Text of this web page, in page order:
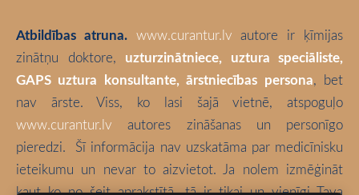
Atbildības atruna. www.curantur.lv autore ir ķīmijas
zinātņu doktore, uzturzinātniece, uztura speciāliste,
GAPS uztura konsultante, ārstniecības persona, bet
nav ārste. Viss, ko lasi šajā vietnē, atspoguļo
www.curantur.lv autores zināšanas un personīgo
pieredzi. Šī informācija nav uzskatāma par medicīnisku
ieteikumu un nevar to aizvietot. Ja nolem izmēģināt
kaut ko no šeit aprakstītā, tā ir tikai un vienīgi Tava